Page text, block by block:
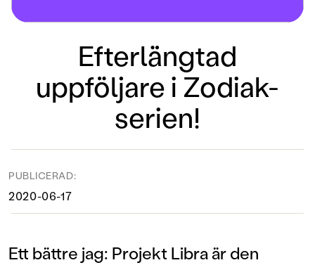
Efterlängtad
uppföljare i Zodiak-
serien!
PUBLICERAD:
2020-06-17
Ett bättre jag: Projekt Libra är den